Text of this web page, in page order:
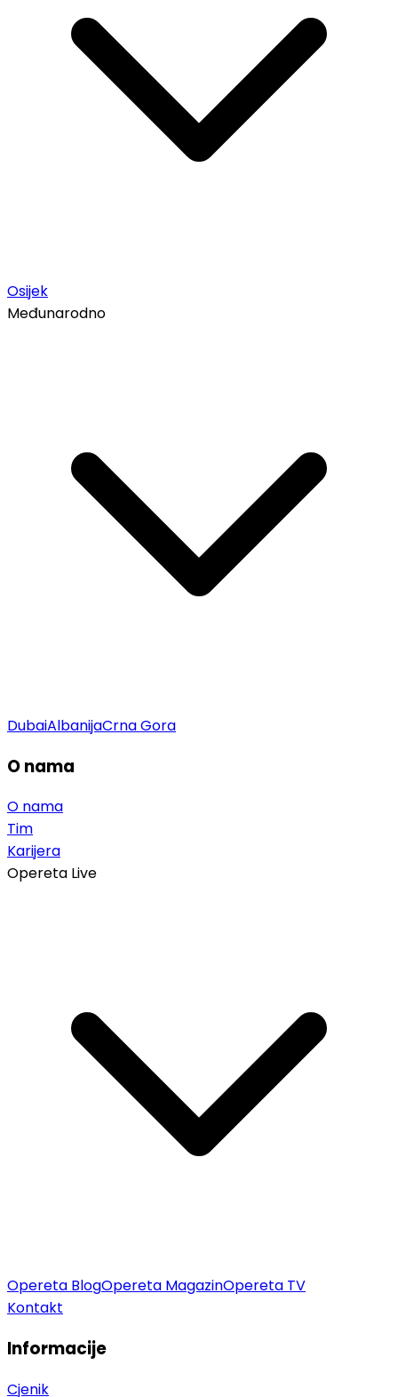
Osijek
Međunarodno
DubaiAlbanijaCrna Gora
O nama
O nama
Tim
Karijera
Opereta Live
Opereta BlogOpereta MagazinOpereta TV
Kontakt
Informacije
Cjenik